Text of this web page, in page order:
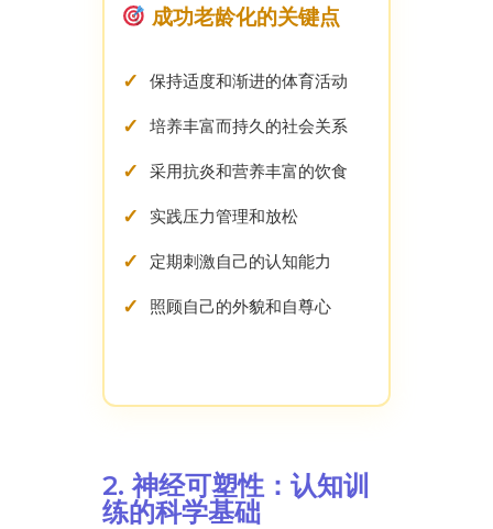
成功老龄化的关键点
保持适度和渐进的体育活动
培养丰富而持久的社会关系
采用抗炎和营养丰富的饮食
实践压力管理和放松
定期刺激自己的认知能力
照顾自己的外貌和自尊心
2. 神经可塑性：认知训
练的科学基础